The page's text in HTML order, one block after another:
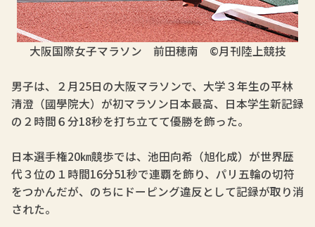
大阪国際女子マラソン 前田穂南 ©月刊陸上競技
男子は、２月25日の大阪マラソンで、大学３年生の平林
清澄（國學院大）が初マラソン日本最高、日本学生新記録
の２時間６分18秒を打ち立てて優勝を飾った。
日本選手権20㎞競歩では、池田向希（旭化成）が世界歴
代３位の１時間16分51秒で連覇を飾り、パリ五輪の切符
をつかんだが、のちにドーピング違反として記録が取り消
された。